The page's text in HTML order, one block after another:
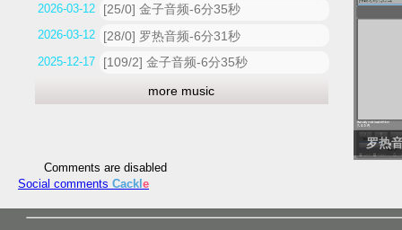
[25/0] 金子音频-6分35秒
2026-03-12 05:54:32
[28/0] 罗热音频-6分31秒
2026-03-12 05:04:01
[109/2] 金子音频-6分35秒
2025-12-17 07:15:50
more music
罗热
Comments are disabled
Social comments Cackl e